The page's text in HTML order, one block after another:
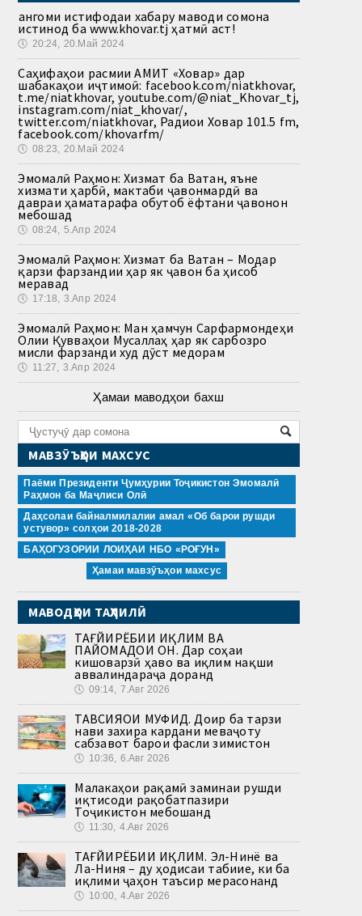
Ҳангоми истифодаи хабару маводи сомона
истинод ба www.khovar.tj ҳатмӣ аст!
🕔 20:24, 20.Май 2024
Саҳифаҳои расмии АМИТ «Ховар» дар
шабакаҳои иҷтимоӣ: facebook.com/niatkhovar,
t.me/niatkhovar, youtube.com/@niat_Khovar_tj,
instagram.com/niat_khovar/,
twitter.com/niatkhovar, Радиои Ховар 101.5 fm,
facebook.com/khovarfm/
🕔 08:23, 20.Май 2024
Эмомалӣ Раҳмон: Хизмат ба Ватан, яъне
хизмати ҳарбӣ, мактаби ҷавонмардӣ ва
давраи ҳаматарафа обутоб ёфтани ҷавонон
мебошад
🕔 08:24, 5.Апр 2024
Эмомалӣ Раҳмон: Хизмат ба Ватан – Модар
қарзи фарзандии ҳар як ҷавон ба ҳисоб
меравад
🕔 17:18, 3.Апр 2024
Эмомалӣ Раҳмон: Ман ҳамчун Сарфармондеҳи
Олии Қувваҳои Мусаллаҳ ҳар як сарбозро
мисли фарзанди худ дӯст медорам
🕔 11:27, 3.Апр 2024
Ҳамаи маводҳои бахш
МАВЗӮЪҲОИ МАХСУС
Паёми Президенти Ҷумҳурии Тоҷикистон Эмомалӣ
Раҳмон ба Маҷлиси Олӣ
Даҳсолаи байналмилалии амал «Об барои рушди
устувор» солҳои 2018-2028
БАҲОГУЗОРИИ ЛОИҲАИ НБО «РОҒУН»
Ҳамаи мавзӯъҳои махсус
МАВОДҲОИ ТАҲЛИЛӢ
ТАҒЙИРЁБИИ ИҚЛИМ ВА
ПАЙОМАДҲОИ ОН. Дар соҳаи
кишоварзӣ ҳаво ва иқлим нақши
аввалиндараҷа доранд
🕔 09:14, 7.Авг 2026
ТАВСИЯҲОИ МУФИД. Доир ба тарзи
нави захира кардани меваҷоту
сабзавот барои фасли зимистон
🕔 10:36, 6.Авг 2026
Малакаҳои рақамӣ заминаи рушди
иқтисоди рақобатпазири
Тоҷикистон мебошанд
🕔 11:30, 4.Авг 2026
ТАҒЙИРЁБИИ ИҚЛИМ. Эл-Нинё ва
Ла-Ниня – ду ҳодисаи табиие, ки ба
иқлими ҷаҳон таъсир мерасонанд
🕔 10:00, 4.Авг 2026